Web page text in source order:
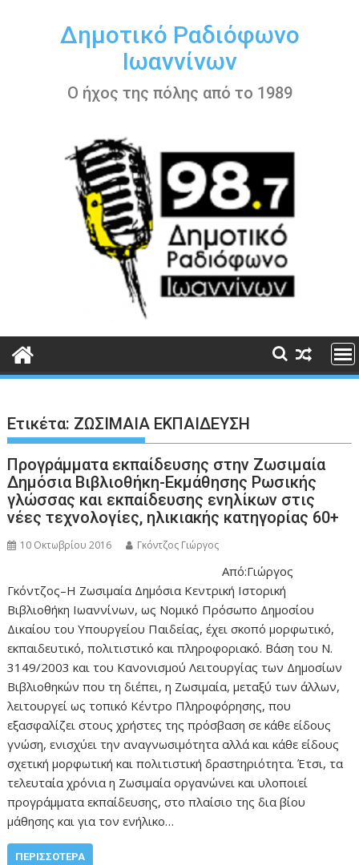
περιεχόμενοΔημοτικό Ραδιόφωνο
Ιωαννίνων
Ο ήχος της πόλης από το 1989
Ετικέτα: ΖΩΣΙΜΑΙΑ ΕΚΠΑΙΔΕΥΣΗ
Προγράμματα εκπαίδευσης στην Ζωσιμαία
Δημόσια Βιβλιοθήκη-Εκμάθησης Ρωσικής
γλώσσας και εκπαίδευσης ενηλίκων στις
νέες τεχνολογίες, ηλικιακής κατηγορίας 60+
10 Οκτωβρίου 2016 Γκόντζος Γιώργος
Από:Γιώργος
Γκόντζος–Η Ζωσιμαία Δημόσια Κεντρική Ιστορική
Βιβλιοθήκη Ιωαννίνων, ως Νομικό Πρόσωπο Δημοσίου
Δικαίου του Υπουργείου Παιδείας, έχει σκοπό μορφωτικό,
εκπαιδευτικό, πολιτιστικό και πληροφοριακό. Βάση του Ν.
3149/2003 και του Κανονισμού Λειτουργίας των Δημοσίων
Βιβλιοθηκών που τη διέπει, η Ζωσιμαία, μεταξύ των άλλων,
λειτουργεί ως τοπικό Κέντρο Πληροφόρησης, που
εξασφαλίζει στους χρήστες της πρόσβαση σε κάθε είδους
γνώση, ενισχύει την αναγνωσιμότητα αλλά και κάθε είδους
σχετική μορφωτική και πολιτιστική δραστηριότητα. Έτσι, τα
τελευταία χρόνια η Ζωσιμαία οργανώνει και υλοποιεί
προγράμματα εκπαίδευσης, στο πλαίσιο της δια βίου
μάθησης και για τον ενήλικο…
ΠΕΡΙΣΣΌΤΕΡΑ